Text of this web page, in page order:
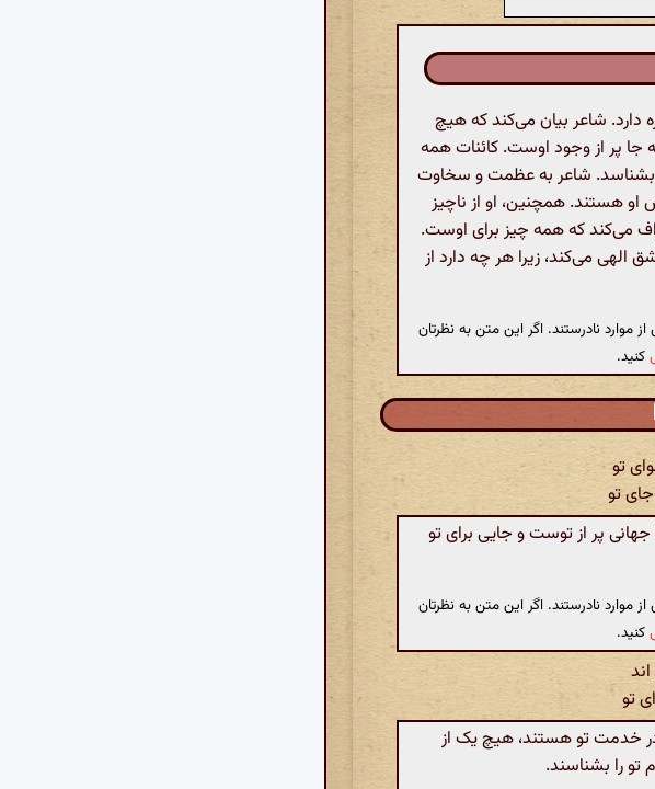
شاعر بیان می‌کند که هیچ
پر از وجود اوست. کائنات همه
بشناسد. شاعر به عظمت و سخاوت
او هستند. همچنین، او از ناچیز
می‌کند که همه چیز برای اوست.
الهی می‌کند، زیرا هر چه دارد از
نادرستند. اگر این متن به نظرتان
کنید.
تو
تو
پر از توست و جایی برای تو
نادرستند. اگر این متن به نظرتان
کنید.
تو
خدمت تو هستند، هیچ یک از
تو را بشناسند.